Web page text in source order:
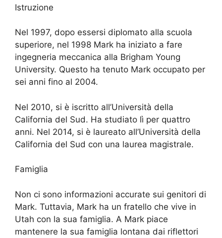
Istruzione
Nel 1997, dopo essersi diplomato alla scuola
superiore, nel 1998 Mark ha iniziato a fare
ingegneria meccanica alla Brigham Young
University. Questo ha tenuto Mark occupato per
sei anni fino al 2004.
Nel 2010, si è iscritto all’Università della
California del Sud. Ha studiato lì per quattro
anni. Nel 2014, si è laureato all’Università della
California del Sud con una laurea magistrale.
Famiglia
Non ci sono informazioni accurate sui genitori di
Mark. Tuttavia, Mark ha un fratello che vive in
Utah con la sua famiglia. A Mark piace
mantenere la sua famiglia lontana dai riflettori